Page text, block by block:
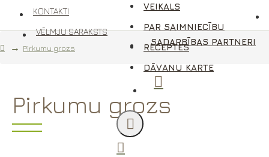
KONTAKTI
VĒLMJU SARAKSTS
VEIKALS
PAR SAIMNIECĪBU
RECEPTES
DĀVANU KARTE
SADARBĪBAS PARTNERI
Pirkumu grozs
Pirkumu grozs